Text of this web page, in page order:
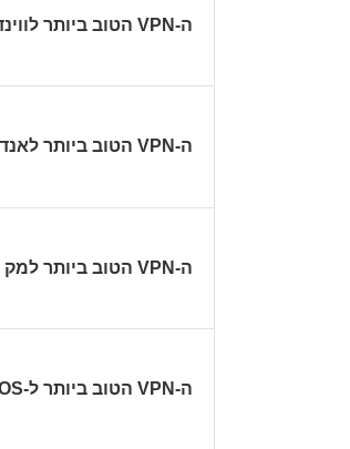
ה-VPN הטוב ביותר לווינדוס
ה-VPN הטוב ביותר לאנדרואיד
ה-VPN הטוב ביותר למק
ה-VPN הטוב ביותר ל-iOS